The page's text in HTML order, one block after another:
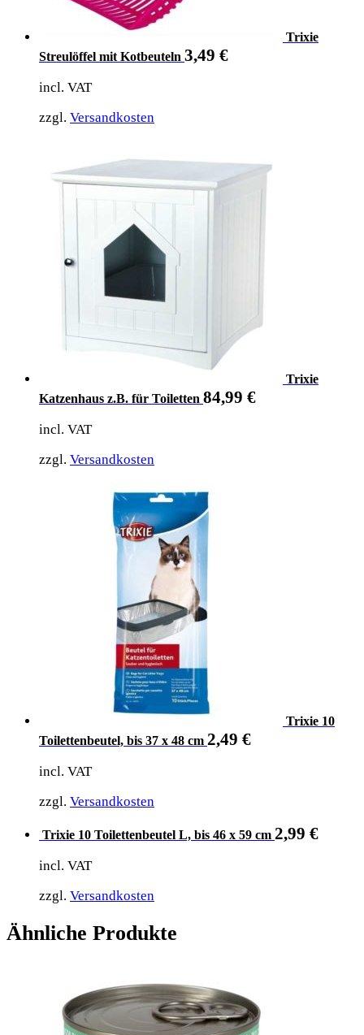
Trixie
Streulöffel mit Kotbeuteln 3,49 €
incl. VAT
zzgl. Versandkosten
Trixie
Katzenhaus z.B. für Toiletten 84,99 €
incl. VAT
zzgl. Versandkosten
Trixie 10
Toilettenbeutel, bis 37 x 48 cm 2,49 €
incl. VAT
zzgl. Versandkosten
Trixie 10 Toilettenbeutel L, bis 46 x 59 cm 2,99 €
incl. VAT
zzgl. Versandkosten
Ähnliche Produkte